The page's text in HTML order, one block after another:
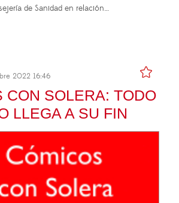
de Sanidad en relación…
2022 16:46
CON SOLERA: TODO
LLEGA A SU FIN